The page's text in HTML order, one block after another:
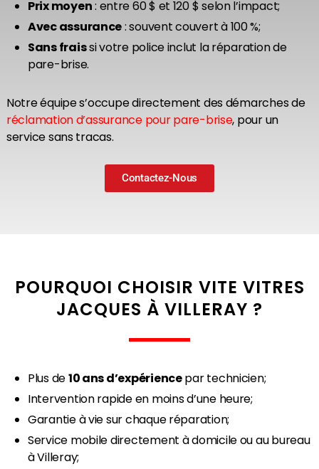
Prix moyen: entre 60 $ et 120 $ selon l’impact;
Avec assurance: souvent couvert à 100 %;
Sans fraissi votre police inclut la réparation de
pare-brise.
Notre équipe s’occupe directement des démarches de
réclamation d’assurance pour pare-brise, pour un
service sans tracas.
Contactez-Nous
POURQUOI CHOISIR VITE VITRES
JACQUES À VILLERAY ?
Plus de10 ans d’expériencepar technicien;
Intervention rapide en moins d’une heure;
Garantie à vie sur chaque réparation;
Service mobile directement à domicile ou au bureau
à Villeray;